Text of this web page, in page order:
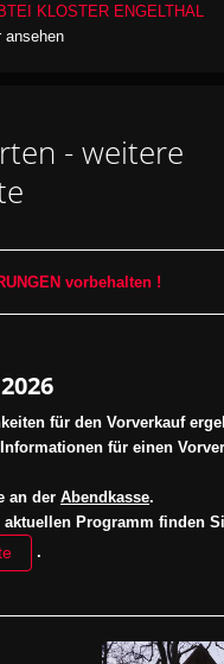
KLOSTER ENGELTHAL
ansehen
- weitere
vorbehalten !
für den Vorverkauf
für einen
an der Abendkasse.
Programm finden
.